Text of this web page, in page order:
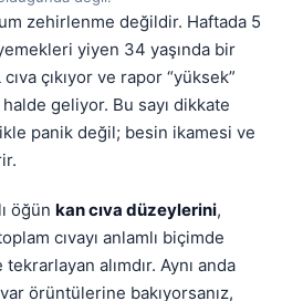
zehirlenme değildir. Haftada 5
yiyen 34 yaşında bir
çıkıyor ve rapor “yüksek”
geliyor. Bu sayı dikkate
panik değil; besin ikamesi ve
öğün kan cıva düzeylerini,
cıvayı anlamlı biçimde
alımdır. Aynı anda
örüntülerine bakıyorsanız,